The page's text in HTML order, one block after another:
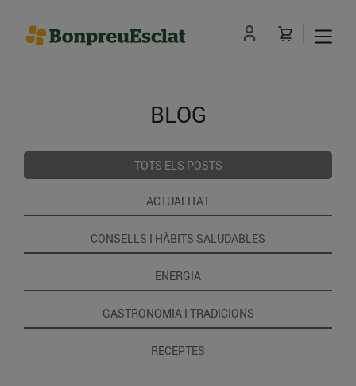
BLOG
TOTS ELS POSTS
ACTUALITAT
CONSELLS I HÀBITS SALUDABLES
ENERGIA
GASTRONOMIA I TRADICIONS
RECEPTES